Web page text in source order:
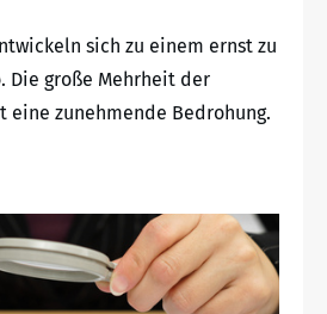
sich zu einem ernst zu
Die große Mehrheit der
eine zunehmende Bedrohung.